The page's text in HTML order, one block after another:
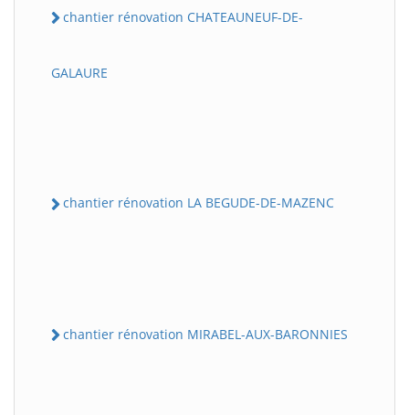
chantier rénovation CHATEAUNEUF-DE-
GALAURE
chantier rénovation LA BEGUDE-DE-MAZENC
chantier rénovation MIRABEL-AUX-BARONNIES